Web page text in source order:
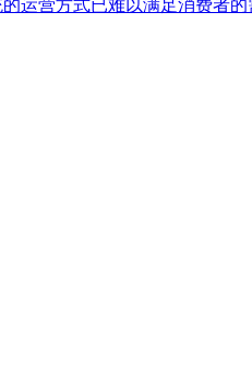
运营方式已难以满足消费者